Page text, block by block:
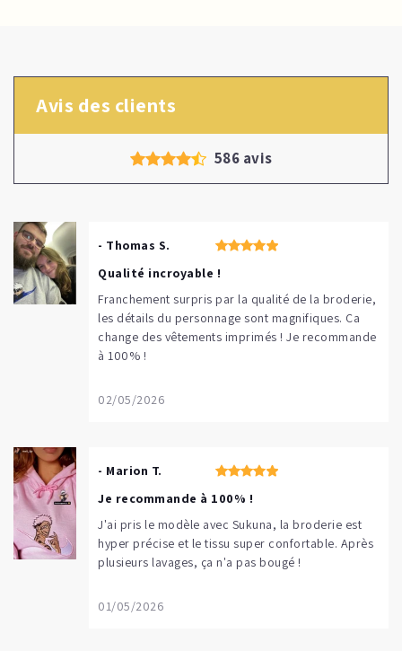
Avis des clients
586 avis
- Thomas S.
Qualité incroyable !
Franchement surpris par la qualité de la broderie,
les détails du personnage sont magnifiques. Ça
change des vêtements imprimés ! Je recommande
à 100% !
02/05/2026
- Marion T.
Je recommande à 100% !
J'ai pris le modèle avec Sukuna, la broderie est
hyper précise et le tissu super confortable. Après
plusieurs lavages, ça n'a pas bougé !
01/05/2026